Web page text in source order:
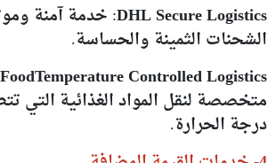
DHL Secure Logistics: خدمة آمنة
الشحنات الثمينة والحساسة.
Controlled Logistics
متخصصة لنقل المواد الغذائية التي
درجة الحرارة.